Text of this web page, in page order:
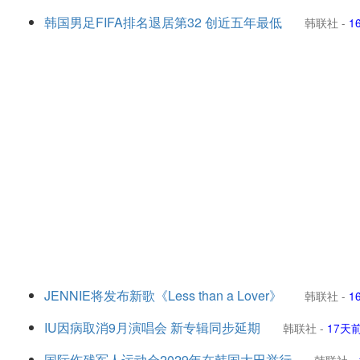
韩国男足FIFA排名退居第32 创近五年最低 韩联社 -
JENNIE将发布新歌《Less than a Lover》 韩联社 -
IU因病取消9月演唱会 新专辑同步延期 韩联社 - 17天